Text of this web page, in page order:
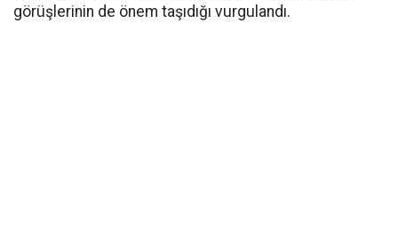
görüşlerinin de önem taşıdığı vurgulandı.